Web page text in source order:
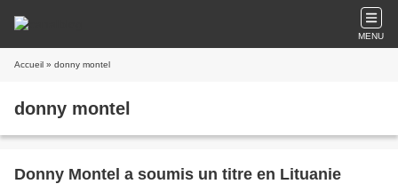
MENU
Accueil » donny montel
donny montel
Donny Montel a soumis un titre en Lituanie